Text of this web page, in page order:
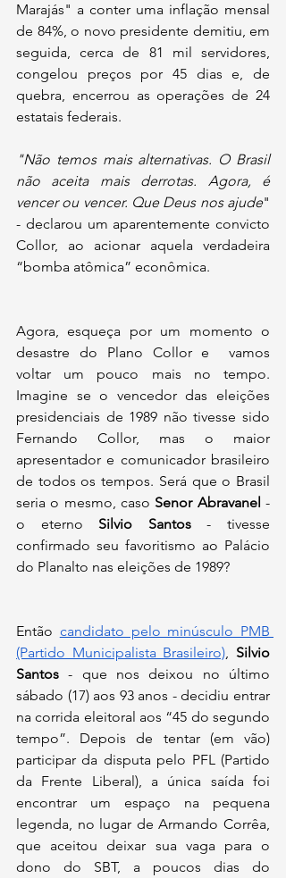
Marajás" a conter uma inflação mensal
de 84%, o novo presidente demitiu, em
seguida, cerca de 81 mil servidores,
congelou preços por 45 dias e, de
quebra, encerrou as operações de 24
estatais federais.
"Não temos mais alternativas. O Brasil
não aceita mais derrotas. Agora, é
vencer ou vencer. Que Deus nos ajude"
- declarou um aparentemente convicto
Collor, ao acionar aquela verdadeira
“bomba atômica” econômica.
Agora, esqueça por um momento o
desastre do Plano Collor e  vamos
voltar um pouco mais no tempo.
Imagine se o vencedor das eleições
presidenciais de 1989 não tivesse sido
Fernando Collor, mas o maior
apresentador e comunicador brasileiro
de todos os tempos. Será que o Brasil
seria o mesmo, caso Senor Abravanel -
o eterno Silvio Santos - tivesse
confirmado seu favoritismo ao Palácio
do Planalto nas eleições de 1989?
Então candidato pelo minúsculo PMB
(Partido Municipalista Brasileiro), Silvio
Santos - que nos deixou no último
sábado (17) aos 93 anos - decidiu entrar
na corrida eleitoral aos “45 do segundo
tempo”. Depois de tentar (em vão)
participar da disputa pelo PFL (Partido
da Frente Liberal), a única saída foi
encontrar um espaço na pequena
legenda, no lugar de Armando Corrêa,
que aceitou deixar sua vaga para o
dono do SBT, a poucos dias do